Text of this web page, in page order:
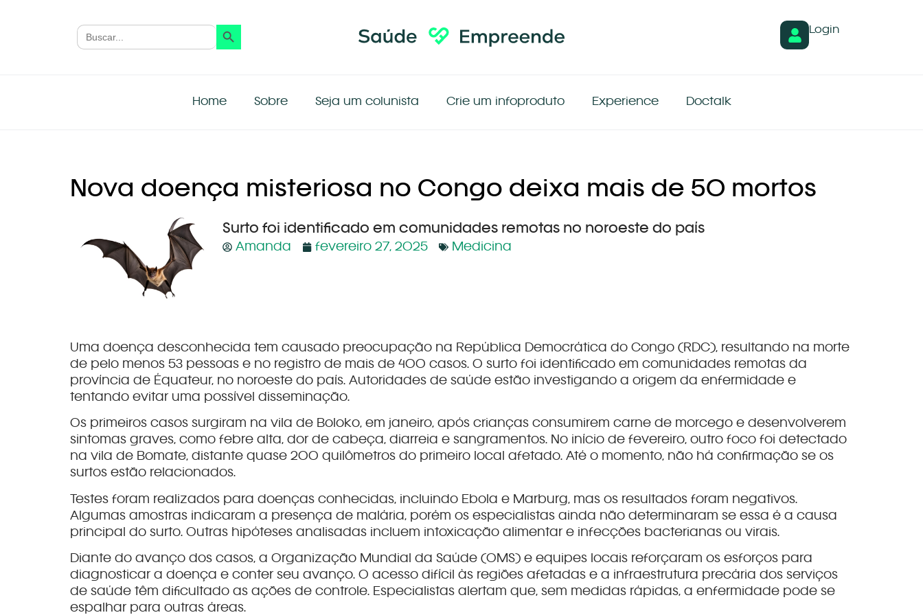
Search
for:
Search Button
Login
Home Sobre Seja um colunista Crie um infoproduto Experience Doctalk
Nova doença misteriosa no Congo deixa mais de 50 mortos
Surto foi identificado em comunidades remotas no noroeste do país
Amanda fevereiro 27, 2025 Medicina
Uma doença desconhecida tem causado preocupação na República Democrática do Congo (RDC), resultando na morte
de pelo menos 53 pessoas e no registro de mais de 400 casos. O surto foi identificado em comunidades remotas da
província de Équateur, no noroeste do país. Autoridades de saúde estão investigando a origem da enfermidade e
tentando evitar uma possível disseminação.
Os primeiros casos surgiram na vila de Boloko, em janeiro, após crianças consumirem carne de morcego e desenvolverem
sintomas graves, como febre alta, dor de cabeça, diarreia e sangramentos. No início de fevereiro, outro foco foi detectado
na vila de Bomate, distante quase 200 quilômetros do primeiro local afetado. Até o momento, não há confirmação se os
surtos estão relacionados.
Testes foram realizados para doenças conhecidas, incluindo Ebola e Marburg, mas os resultados foram negativos.
Algumas amostras indicaram a presença de malária, porém os especialistas ainda não determinaram se essa é a causa
principal do surto. Outras hipóteses analisadas incluem intoxicação alimentar e infecções bacterianas ou virais.
Diante do avanço dos casos, a Organização Mundial da Saúde (OMS) e equipes locais reforçaram os esforços para
diagnosticar a doença e conter seu avanço. O acesso difícil às regiões afetadas e a infraestrutura precária dos serviços
de saúde têm dificultado as ações de controle. Especialistas alertam que, sem medidas rápidas, a enfermidade pode se
espalhar para outras áreas.